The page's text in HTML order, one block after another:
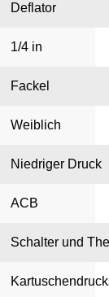
Deflator
1/4 in
Fackel
Weiblich
Niedriger Druck
ACB
Schalter und